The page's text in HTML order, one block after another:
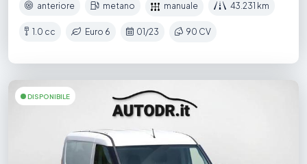
anteriore metano manuale 43.231 km
1.0 cc Euro 6 01/23 90 CV
DISPONIBILE